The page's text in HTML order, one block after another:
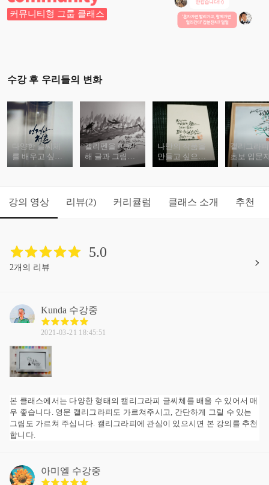
커뮤니티형 그룹 클래스
수강 후 우리들의 변화
다양한 글씨체
를 배우고 싶으
신 분들
캘리펜을 이용
해 글과 그림을
동시에
나만의 작품을
만들고 싶으신
분들
캘리그라
초보 입문
강의 영상 리뷰(2) 커리큘럼 클래스 소개 추천
5.0
2개의 리뷰
Kunda 수강중
2021-03-21 18:45:51
본 클래스에서는 다양한 형태의 캘리그라피 글씨체를 배울 수 있어서 매
우 좋습니다. 영문 캘리그라피도 가르쳐주시고, 간단하게 그릴 수 있는
그림도 가르쳐 주십니다. 캘리그라피에 관심이 있으시면 본 강의를 추천
합니다.
아미엘 수강중